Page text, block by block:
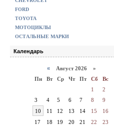
FORD
TOYOTA
МОТОЦИКЛЫ
ОСТАЛЬНЫЕ МАРКИ
Календарь
« Август 2026 »
Пн
Вт Ср Чт Пт Сб
Вс
1
2
3
4 5 6 7 8
9
10
11 12 13 14 15
16
17
18 19 20 21 22
23